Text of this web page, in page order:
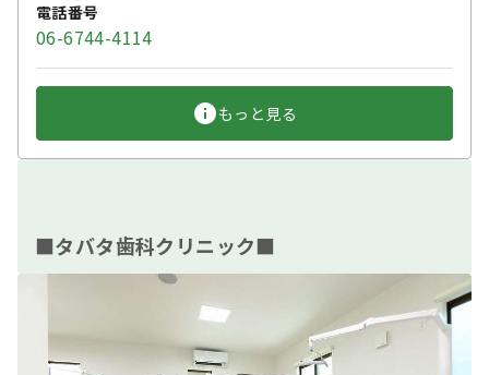
電話番号
06-6744-4114
もっと見る
■タバタ歯科クリニック■